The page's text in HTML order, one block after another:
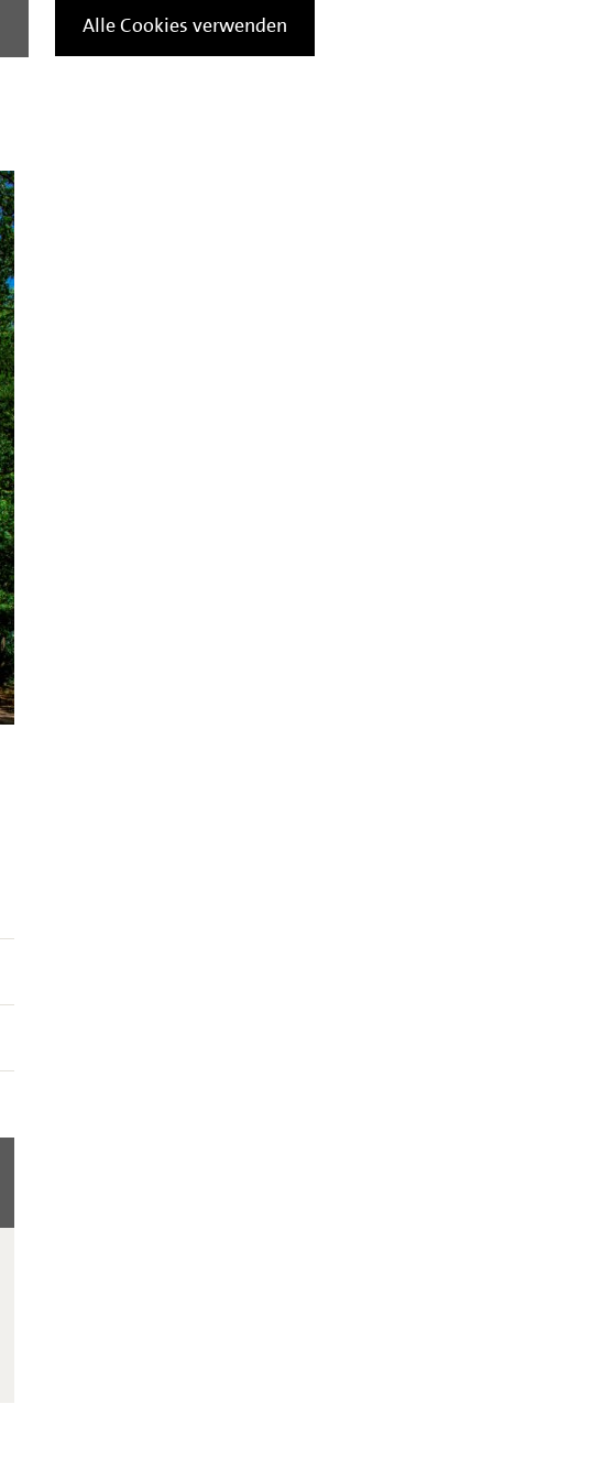
Alle Cookies verwenden